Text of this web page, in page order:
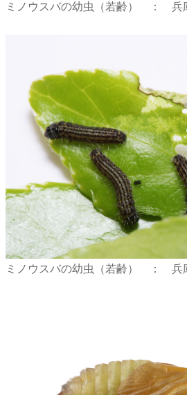
ミノウスバの幼虫（若齢） ：
ミノウスバの幼虫（若齢） ：